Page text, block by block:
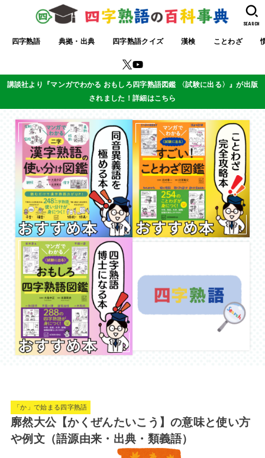
四字熟語 典拠・出典 四字熟語クイズ 漢検 ことわざ
SEARCH
講談社より『マンガでわかる おもしろ四字熟語図鑑 〈試験に出る〉』が出版
されました！詳細はこちら
「か」で始まる四字熟語
廓然大公【かくぜんたいこう】の意味と使い方
や例文（語源由来・出典・類義語）